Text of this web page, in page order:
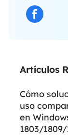
Artículos
Cómo
uso
en
1803/1809/